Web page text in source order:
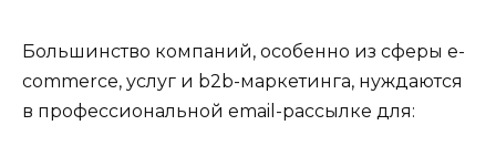
Большинство компаний, особенно из сферы e-
commerce, услуг и b2b-маркетинга, нуждаются
в профессиональной email-рассылке для: